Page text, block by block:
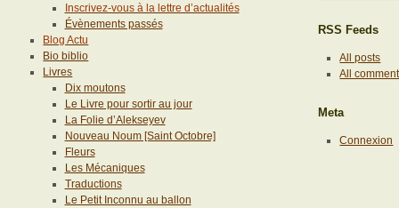
Inscrivez-vous à la lettre d’actualités
Évènements passés
Blog Actu
Bio biblio
Livres
Dix moutons
Le Livre pour sortir au jour
La Folie d’Alekseyev
Nouveau Noum [Saint Octobre]
Fleurs
Les Mécaniques
Traductions
Le Petit Inconnu au ballon
RSS Feeds
All posts
All
Meta
Connexion